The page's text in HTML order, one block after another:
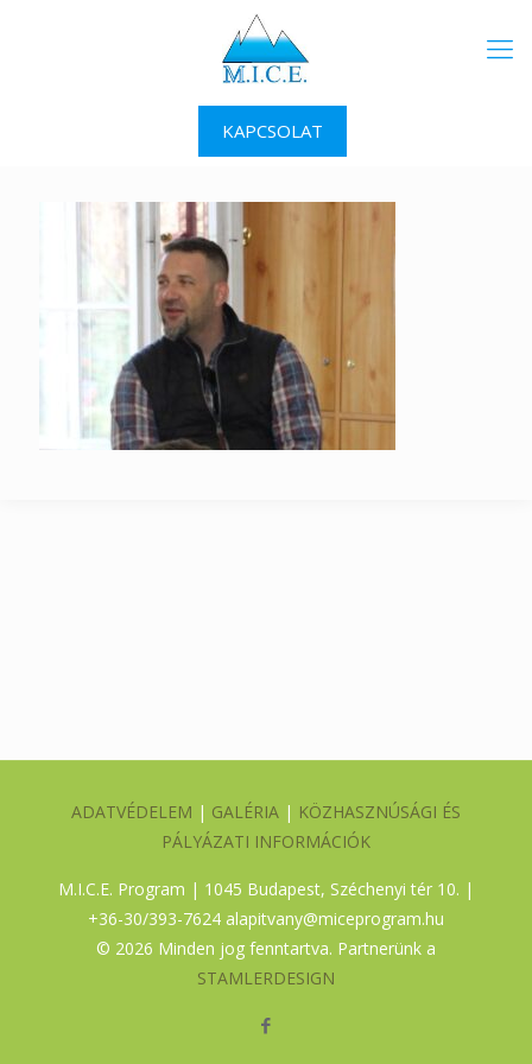
KAPCSOLAT
ADATVÉDELEM | GALÉRIA | KÖZHASZNÚSÁGI ÉS
PÁLYÁZATI INFORMÁCIÓK
M.I.C.E. Program | 1045 Budapest, Széchenyi tér 10. |
+36-30/393-7624 alapitvany@miceprogram.hu
© 2026 Minden jog fenntartva. Partnerünk a
STAMLERDESIGN